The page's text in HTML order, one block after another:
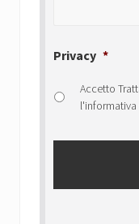
Privacy *
Accetto
l'informativa